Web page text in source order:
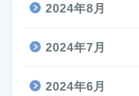
2024年8月
2024年7月
2024年6月